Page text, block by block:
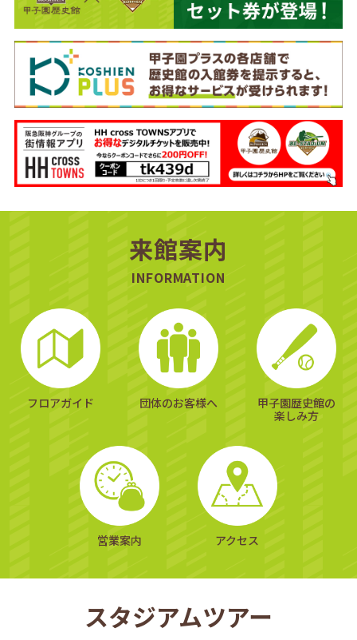
来館案内
INFORMATION
フロアガイド 団体のお客様へ
甲子園歴史館の
楽しみ方
営業案内 アクセス
スタジアムツアー